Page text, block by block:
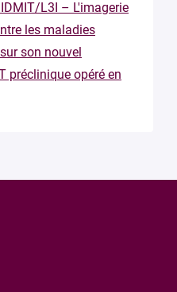
IDMIT/L3I – L'imagerie
les maladies
son nouvel
préclinique opéré en